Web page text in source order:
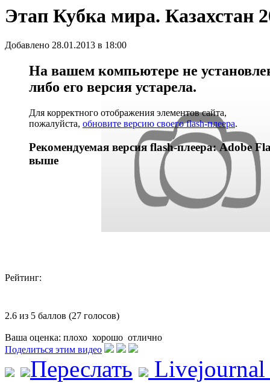
Этап Кубка мира. Казахстан
Добавлено 28.01.2013 в 18:00
На вашем компьютере не
либо его версия устарела.
Для корректного отображения элементов сайта,
пожалуйста, обновите версию своего flash-плеера.
Рекомендуемая версия flash-плеера: Adobe
выше
Рейтинг:
2.6 из 5 баллов (27 голосов)
Ваша оценка: плохо хорошо отлично
Поделиться этим видео
Переслать